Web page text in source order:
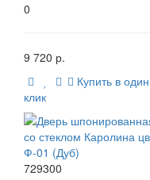
0
9 720 р.
Купить в один
клик
729300